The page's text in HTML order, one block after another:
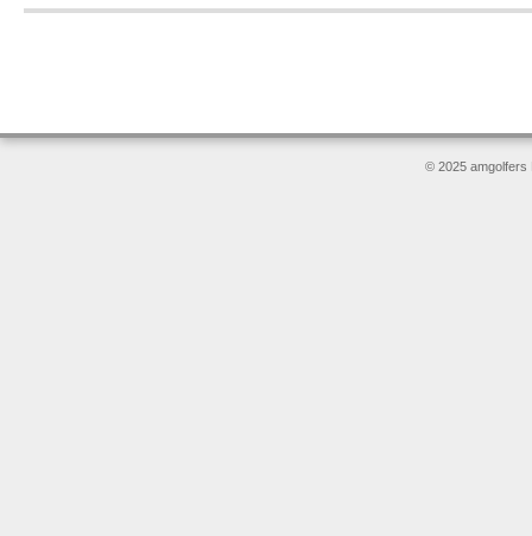
© 2025